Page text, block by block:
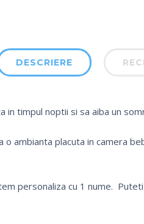
DESCRIERE
in timpul noptii si sa aiba un
ambianta placuta in camera
personaliza cu 1 nume.